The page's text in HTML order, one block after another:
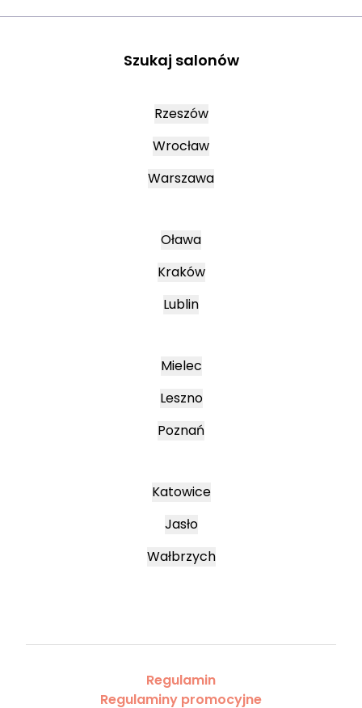
Szukaj salonów
Rzeszów
Wrocław
Warszawa
Oława
Kraków
Lublin
Mielec
Leszno
Poznań
Katowice
Jasło
Wałbrzych
Regulamin
Regulaminy promocyjne